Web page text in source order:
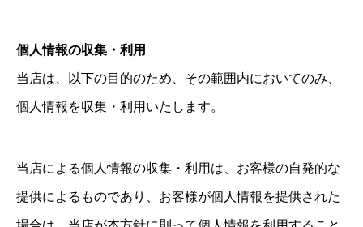
個人情報の収集・利用
当店は、以下の目的のため、その範囲内においてのみ、
個人情報を収集・利用いたします。
当店による個人情報の収集・利用は、お客様の自発的な
提供によるものであり、お客様が個人情報を提供された